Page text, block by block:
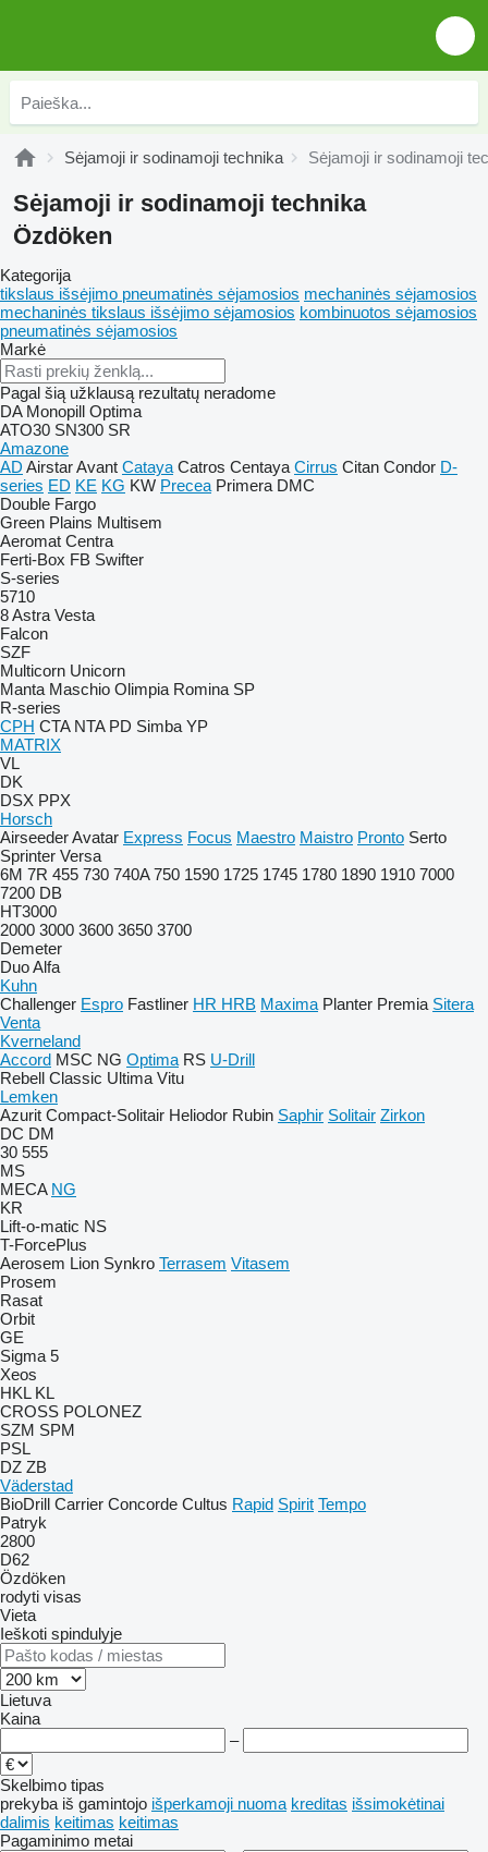
Sėjamoji ir sodinamoji technika Sėjamoji ir sodinamoji
Sėjamoji ir sodinamoji technika
Özdöken
Kategorija
tikslaus išsėjimo pneumatinės sėjamosios mechaninės sėjamosios
mechaninės tikslaus išsėjimo sėjamosios kombinuotos sėjamosios
pneumatinės sėjamosios
Markė
Pagal šią užklausą rezultatų neradome
DA Monopill Optima
ATO30 SN300 SR
Amazone
AD AirstarAvant Cataya Catros Centaya Cirrus Citan Condor D-
series ED KE KG KW Precea Primera DMC
Double Fargo
Green Plains Multisem
Aeromat Centra
Ferti-Box FB Swifter
S-series
5710
8Astra Vesta
Falcon
SZF
Multicorn Unicorn
Manta Maschio Olimpia Romina SP
R-series
CPH CTA NTA PD Simba YP
MATRIX
VL
DK
DSX PPX
Horsch
AirseederAvatar Express Focus Maestro Maistro Pronto Serto
Sprinter Versa
6M 7R 455 730 740A 750 1590 1725 1745 1780 1890 1910 7000
7200 DB
HT3000
2000 3000 3600 3650 3700
Demeter
Duo Alfa
Kuhn
Challenger Espro Fastliner HR HRB Maxima Planter Premia Sitera
Venta
Kverneland
Accord MSC NG Optima RS U-Drill
Rebell Classic Ultima Vitu
Lemken
Azurit Compact-Solitair Heliodor Rubin Saphir Solitair Zirkon
DC DM
30 555
MS
MECA NG
KR
Lift-o-matic NS
T-ForcePlus
Aerosem Lion Synkro Terrasem Vitasem
Prosem
Rasat
Orbit
GE
Sigma 5
Xeos
HKL KL
CROSS POLONEZ
SZM SPM
PSL
DZ ZB
Väderstad
BioDrill Carrier Concorde Cultus Rapid Spirit Tempo
Patryk
2800
D62
Özdöken
rodyti visas
Vieta
Ieškoti spindulyje
Lietuva
Kaina
–
Skelbimo tipas
prekyba iš gamintojo išperkamoji nuoma kreditas išsimokėtinai
dalimis keitimas keitimas
Pagaminimo metai